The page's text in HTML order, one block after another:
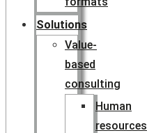
Solutions
Value-
based
consulting
Human
resources